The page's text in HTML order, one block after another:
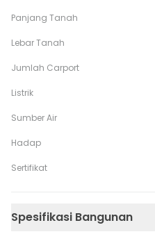
Panjang Tanah
Lebar Tanah
Jumlah Carport
Listrik
Sumber Air
Hadap
Sertifikat
Spesifikasi Bangunan